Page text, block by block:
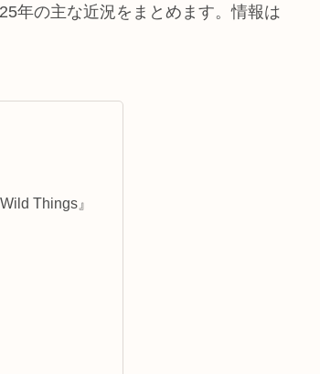
年の主な近況をまとめます。情報は
Things』